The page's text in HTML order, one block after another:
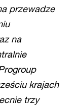
przewadze
na
krajach
trzy